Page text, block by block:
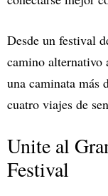
Desde un festival
camino alternativo
una caminata más
cuatro viajes de
Unite al
Festival